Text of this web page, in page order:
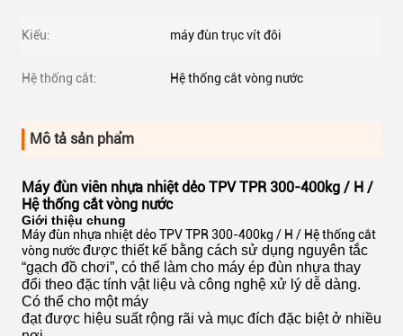
Kiểu: máy đùn trục vít đôi
Hệ thống cắt: Hệ thống cắt vòng nước
Mô tả sản phẩm
Máy đùn viên nhựa nhiệt dẻo TPV TPR 300-400kg / H /
Hệ thống cắt vòng nước
Giới thiệu chung
Máy đùn nhựa nhiệt dẻo TPV TPR 300-400kg / H / Hệ thống cắt
vòng nướcđược thiết kế bằng cách sử dụng nguyên tắc
“gạch đồ chơi”, có thể làm cho máy ép đùn nhựa thay
đổi theo đặc tính vật liệu và công nghệ xử lý dễ dàng.
Có thể cho một máy
đạt được hiệu suất rộng rãi và mục đích đặc biệt ở nhiều